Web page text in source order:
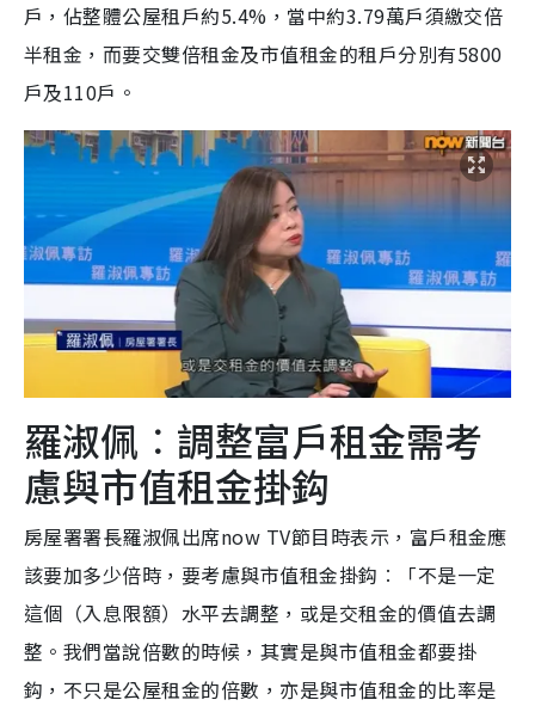
戶，佔整體公屋租戶約5.4%，當中約3.79萬戶須繳交倍
半租金，而要交雙倍租金及市值租金的租戶分別有5800
戶及110戶。
羅淑佩︰調整富戶租金需考
慮與市值租金掛鈎
房屋署署長羅淑佩出席now TV節目時表示，富戶租金應
該要加多少倍時，要考慮與市值租金掛鈎︰「不是一定
這個（入息限額）水平去調整，或是交租金的價值去調
整。我們當說倍數的時候，其實是與市值租金都要掛
鈎，不只是公屋租金的倍數，亦是與市值租金的比率是